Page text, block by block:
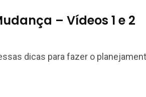
– Vídeos 1 e 2
dicas para fazer o